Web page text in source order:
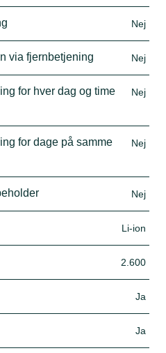
Nej
via fjernbetjening Nej
for hver dag og time
Nej
for dage på samme
Nej
Nej
Li-ion
2.600
Ja
Ja